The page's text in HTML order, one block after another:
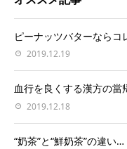
ピーナッツバターならコ
2019.12.19
血行を良くする漢方の當
2019.12.18
“奶茶”と“鮮奶茶”の違い…